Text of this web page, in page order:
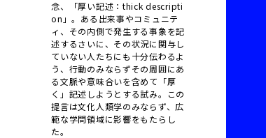
念、「厚い記述：thick descripti
on」。ある出来事やコミュニテ
ィ、その内側で発生する事象を記
述するさいに、その状況に関与し
ていない人たちにも十分伝わるよ
う、行動のみならずその周囲にあ
る文脈や意味合いを含めて「厚
く」記述しようとする試み。この
提言は文化人類学のみならず、広
範な学問領域に影響をもたらし
た。